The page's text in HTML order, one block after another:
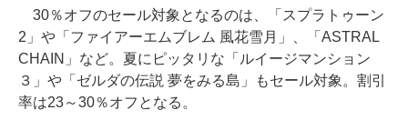
30％オフのセール対象となるのは、「スプラトゥーン
2」や「ファイアーエムブレム 風花雪月」、「ASTRAL
CHAIN」など。夏にピッタリな「ルイージマンション
３」や「ゼルダの伝説 夢をみる島」もセール対象。割引
率は23～30％オフとなる。